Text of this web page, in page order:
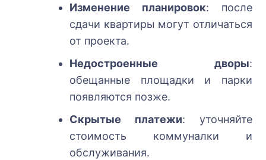
Изменение планировок: после
сдачи квартиры могут отличаться
от проекта.
Недостроенные дворы:
обещанные площадки и парки
появляются позже.
Скрытые платежи: уточняйте
стоимость коммуналки и
обслуживания.